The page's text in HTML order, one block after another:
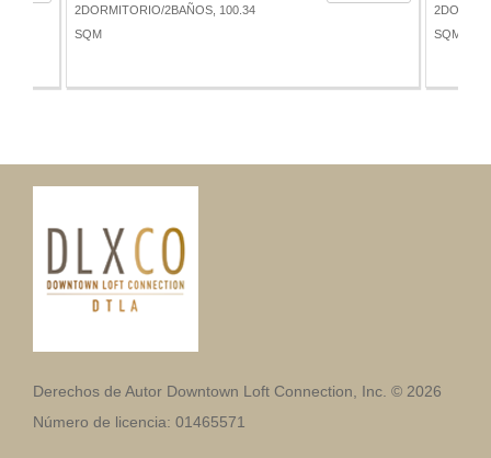
2DORMITORIO/2BAÑOS, 100.34
SQM
SQM
Derechos de Autor Downtown Loft Connection, Inc. © 2026
Número de licencia: 01465571